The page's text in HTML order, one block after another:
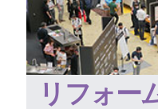
リフォー